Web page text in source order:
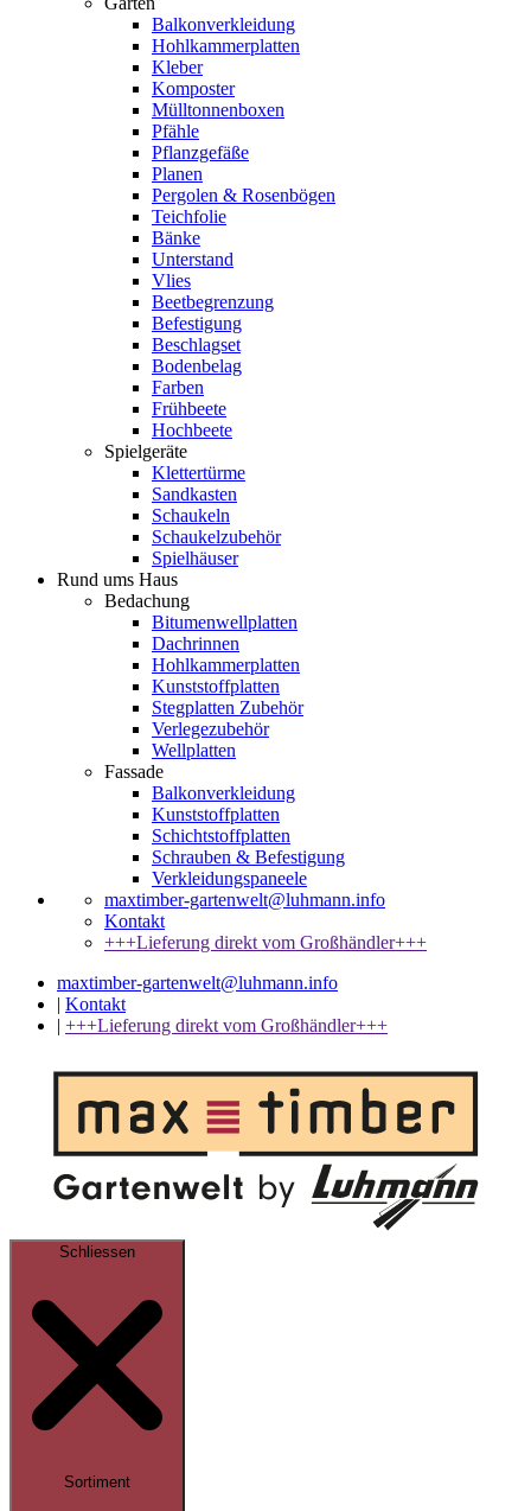
Balkonverkleidung
Hohlkammerplatten
Kleber
Komposter
Mülltonnenboxen
Pfähle
Pflanzgefäße
Planen
Pergolen & Rosenbögen
Teichfolie
Bänke
Unterstand
Vlies
Beetbegrenzung
Befestigung
Beschlagset
Bodenbelag
Farben
Frühbeete
Hochbeete
Spielgeräte
Klettertürme
Sandkasten
Schaukeln
Schaukelzubehör
Spielhäuser
Rund ums Haus
Bedachung
Bitumenwellplatten
Dachrinnen
Hohlkammerplatten
Kunststoffplatten
Stegplatten Zubehör
Verlegezubehör
Wellplatten
Fassade
Balkonverkleidung
Kunststoffplatten
Schichtstoffplatten
Schrauben & Befestigung
Verkleidungspaneele
maxtimber-gartenwelt@luhmann.info
Kontakt
+++Lieferung direkt vom Großhändler+++
maxtimber-gartenwelt@luhmann.info
| Kontakt
| +++Lieferung direkt vom Großhändler+++
Schliessen
Sortiment